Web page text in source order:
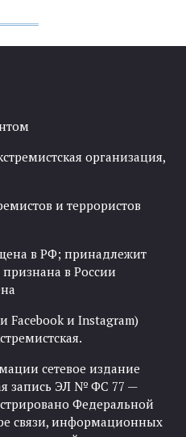
организация,
и террористов
в РФ; принадлежит
в России
Facebook и Instagram)
сетевое издание
запись ЭЛ № ФС 77 —
Федеральной
связи, информационных